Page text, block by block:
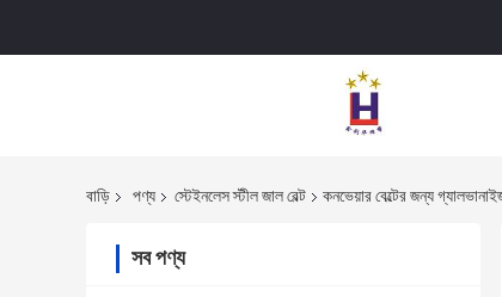
বাড়ি পণ্য স্টেইনলেস স্টীল জাল বেল্ট কনভেয়ার বেল্টের জন্য
সব পণ্য